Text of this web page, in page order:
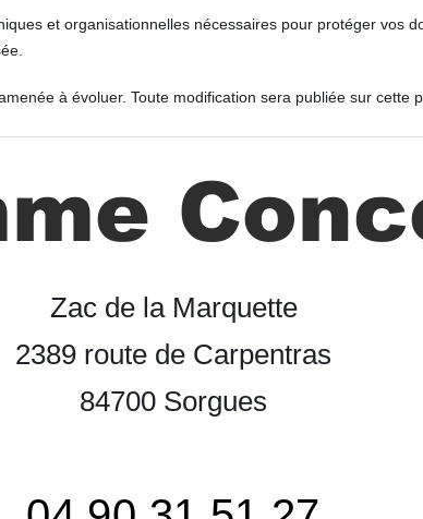
et organisationnelles nécessaires pour protéger vos
à évoluer. Toute modification sera publiée sur cette
Zac de la Marquette
2389 route de Carpentras
84700 Sorgues